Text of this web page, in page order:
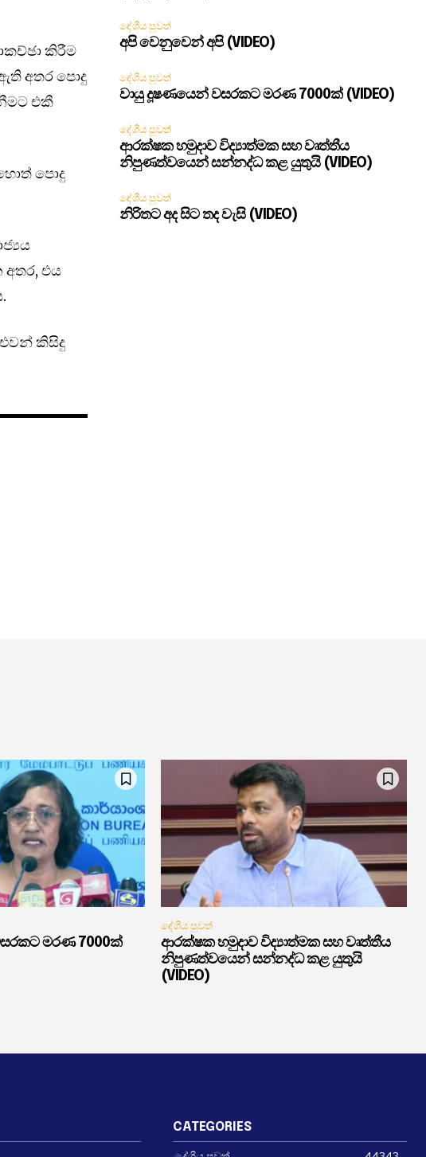
කිරීම
අතර පොදු
එකී
පොදු
එය
කිසිදු
දේශීය පුවත්
අපි වෙනුවෙන් අපි (VIDEO)
දේශීය පුවත්
වායු දූෂණයෙන් වසරකට මරණ 7000ක් (VIDEO)
දේශීය පුවත්
ආරක්ෂක හමුදාව විද්‍යාත්මක සහ වෘත්තීය
නිපුණත්වයෙන් සන්නද්ධ කළ යුතුයි (VIDEO)
දේශීය පුවත්
නිරිතට අද සිට තද වැසි (VIDEO)
මරණ 7000ක්
දේශීය පුවත්
ආරක්ෂක හමුදාව විද්‍යාත්මක සහ වෘත්තීය
නිපුණත්වයෙන් සන්නද්ධ කළ යුතුයි
(VIDEO)
CATEGORIES